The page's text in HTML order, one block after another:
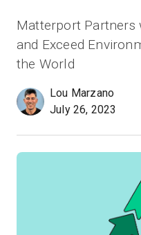
リソース
最新情報
お問い合わせ
無
Matterport Partners
and Exceed
the World
Lou Marzano
July 26, 2023